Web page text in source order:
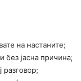
на настаните;
без јасна причина;